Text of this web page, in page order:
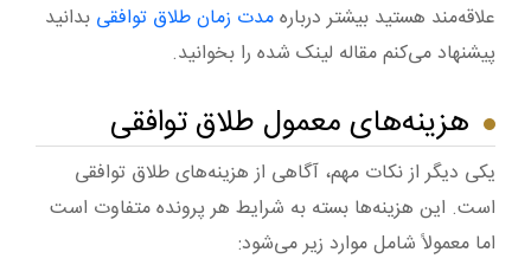
علاقه‌مند هستید بیشتر دربارهمدت زمان طلاق توافقی بدانید
پیشنهاد می‌کنم مقاله لینک شده را بخوانید.
هزینه‌های معمول طلاق توافقی
یکی دیگر از نکات مهم، آگاهی از هزینه‌های طلاق توافقی
است. این هزینه‌ها بسته به شرایط هر پرونده متفاوت است
اما معمولاً شامل موارد زیر می‌شود: